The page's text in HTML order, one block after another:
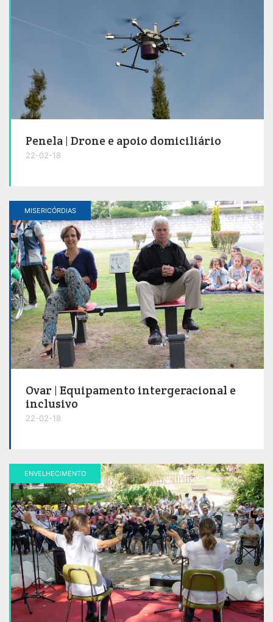
Penela | Drone e apoio domiciliário
22-02-18
MISERICÓRDIAS
Ovar | Equipamento intergeracional e
inclusivo
22-02-18
ENVELHECIMENTO